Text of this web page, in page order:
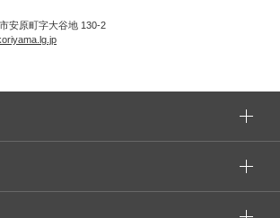
安原町字大谷地 130-2